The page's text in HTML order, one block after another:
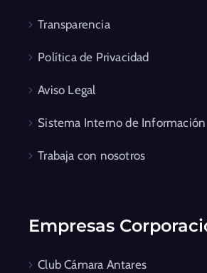
Transparencia
Política de Privacidad
Aviso Legal
Sistema Interno de Información
Trabaja con nosotros
Empresas
Club Cámara Antares